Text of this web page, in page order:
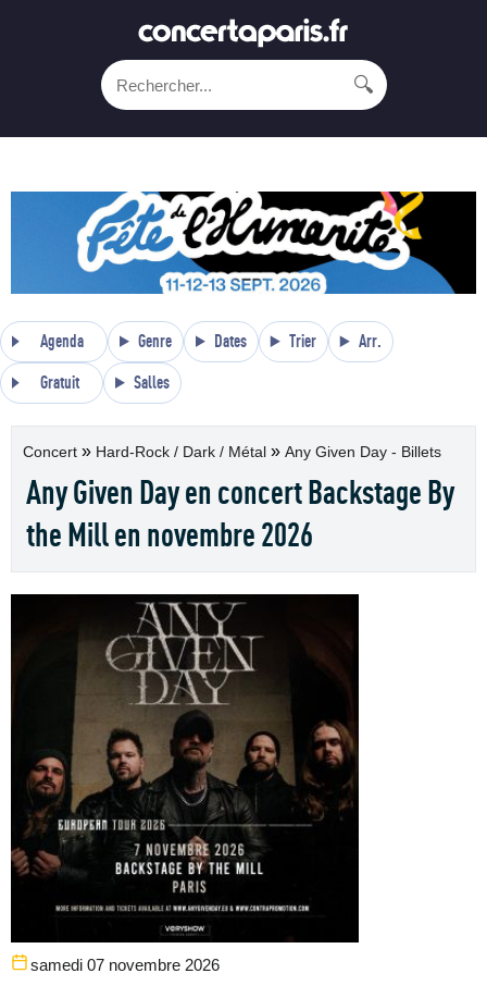
🔍
Agenda Genre Dates Trier Arr.
Gratuit Salles
Concert » Hard-Rock / Dark / Métal » Any Given Day - Billets
Any Given Day en concert Backstage By
the Mill en novembre 2026
samedi 07 novembre 2026